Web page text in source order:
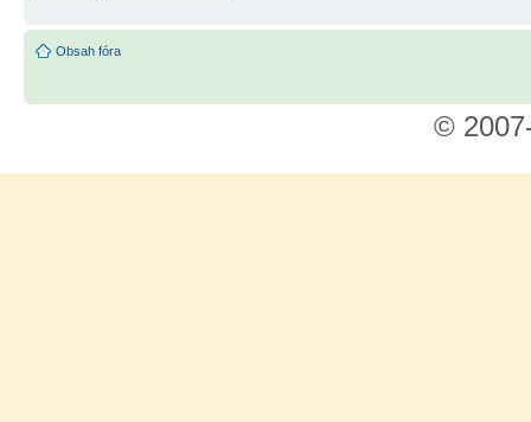
Obsah fóra
©